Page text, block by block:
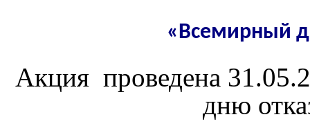
«Всемирный день
Акция проведена
дню